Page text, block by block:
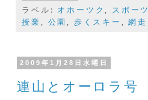
ラベル: オホーツク , スポーツ
授業 , 公園 , 歩くスキー ,網走
2009年1月28日水曜日
連山とオーロラ号